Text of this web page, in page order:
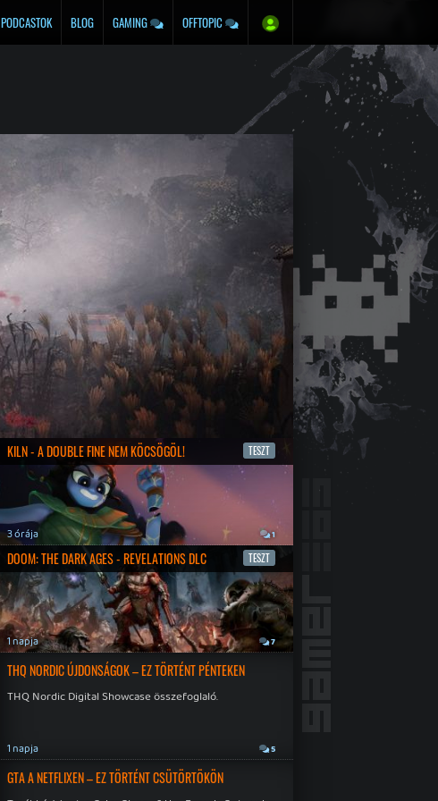
PODCASTOK BLOG GAMING OFFTOPIC
KILN - A DOUBLE FINE NEM KÖCSÖGÖL! TESZT
3 órája 1
DOOM: THE DARK AGES - REVELATIONS DLC TESZT
1 napja 7
THQ NORDIC ÚJDONSÁGOK – EZ TÖRTÉNT PÉNTEKEN
THQ Nordic Digital Showcase összefoglaló.
1 napja 5
GTA A NETFLIXEN – EZ TÖRTÉNT CSÜTÖRTÖKÖN